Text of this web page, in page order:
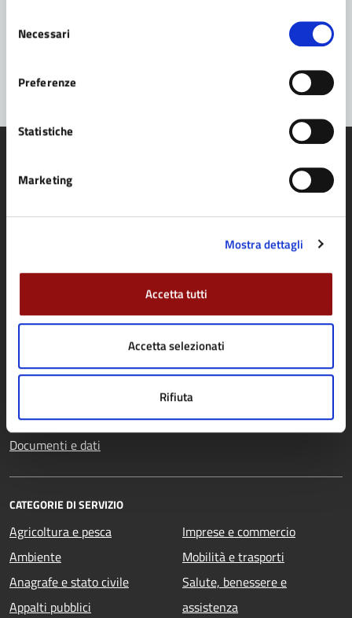
delNecessari
Preferenze
Statistiche
Marketing
Mostra dettagli
Accetta tutti
Accetta selezionati
Rifiuta
Problemi in città
Comune di Fidenza
Aree amministrative
Enti e fondazioni
Personale amministrativo
Documenti e dati
CATEGORIE DI SERVIZIO
Agricoltura e pesca
Ambiente
Anagrafe e stato civile
Appalti pubblici
Imprese e commercio
Mobilità e trasporti
Salute, benessere e
assistenza